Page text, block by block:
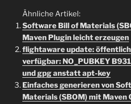
Ähnliche Artikel:
Software Bill of Materials
Maven Plugin leicht erzeugen
flightaware update:
verfügbar: NO_PUBKEY
und gpg anstatt apt-key
Einfaches generieren von
Materials (SBOM) mit Maven